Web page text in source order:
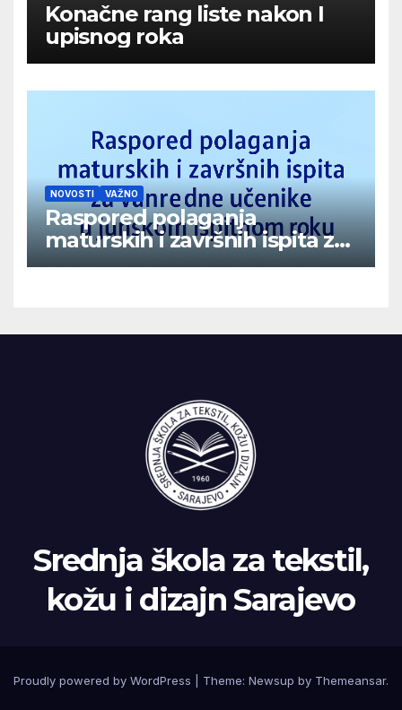
Konačne rang liste nakon I
upisnog roka
NOVOSTI VAŽNO
Raspored polaganja
maturskih i završnih ispita za
vanredne učenike u junskom
Srednja škola za tekstil,
kožu i dizajn Sarajevo
Proudly powered by WordPress Theme: Newsup by Themeansar.